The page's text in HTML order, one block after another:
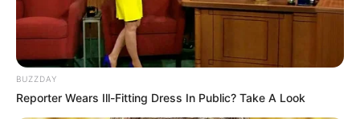
BUZZDAY
Reporter Wears Ill-Fitting Dress In Public? Take A Look